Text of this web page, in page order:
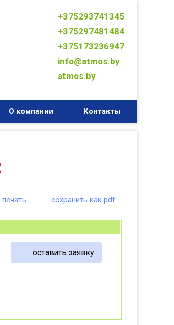
+375293741345
+375297481484
+375173236947
info@atmos.by
atmos.by
О компании Контакты
печать сохранить как pdf
оставить заявку